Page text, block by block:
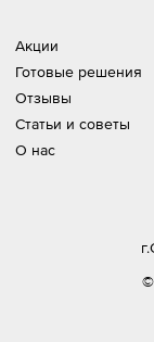
Акции
Готовые решения
Отзывы
Статьи и советы
О нас
©